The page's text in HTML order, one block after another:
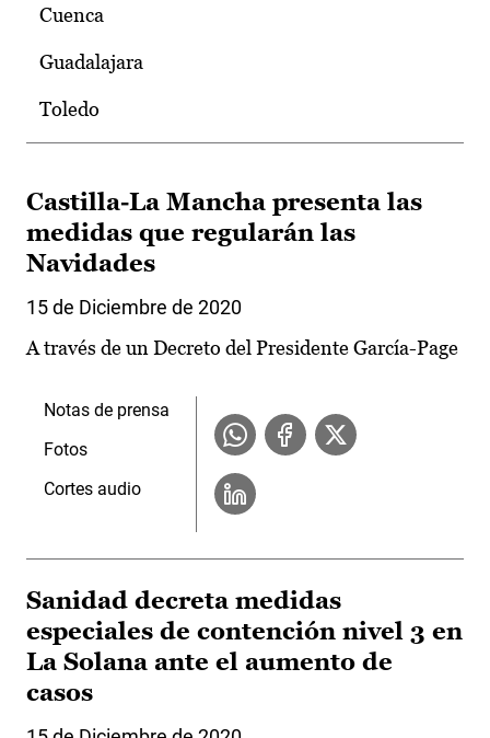
Cuenca
Guadalajara
Toledo
Castilla-La Mancha presenta las
medidas que regularán las
Navidades
15 de Diciembre de 2020
A través de un Decreto del Presidente García-Page
Notas de prensa
Fotos
Cortes audio
Sanidad decreta medidas
especiales de contención nivel 3 en
La Solana ante el aumento de
casos